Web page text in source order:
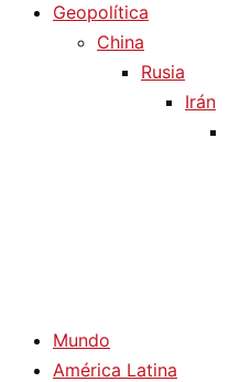
Geopolítica
China
Rusia
Irán
Mundo
América Latina